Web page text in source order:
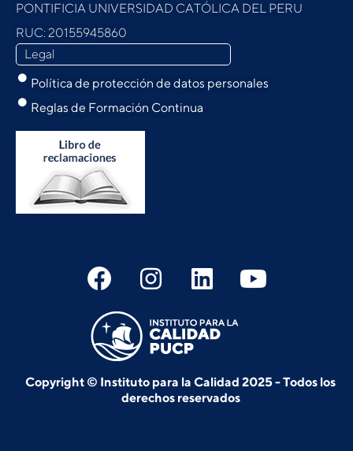
PONTIFICIA UNIVERSIDAD CATÓLICA DEL PERU
RUC: 20155945860
Legal
Política de protección de datos personales
Reglas de Formación Continua
Copyright © Instituto para la Calidad 2025 - Todos los
derechos reservados